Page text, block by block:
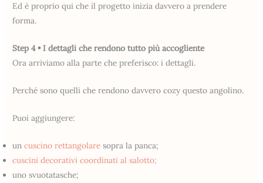
Ed è proprio qui che il progetto inizia davvero a prendere
forma.
Step 4 • I dettagli che rendono tutto più accogliente
Ora arriviamo alla parte che preferisco: i dettagli.
Perché sono quelli che rendono davvero cozy questo angolino.
Puoi aggiungere:
uncuscino rettangolare sopra la panca;
cuscini decorativi coordinati al salotto;
uno svuotatasche;